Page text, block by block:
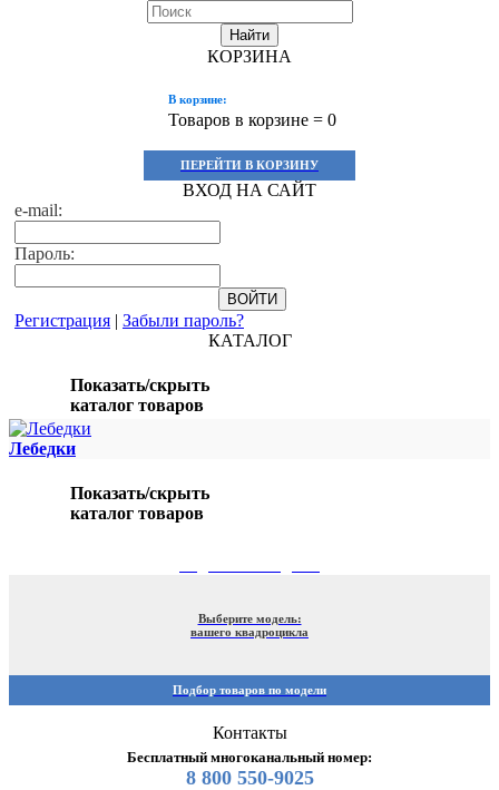
Найти
КОРЗИНА
В корзине:
Товаров в корзине = 0
ПЕРЕЙТИ В КОРЗИНУ
ВХОД НА САЙТ
e-mail:
Пароль:
Регистрация | Забыли пароль?
КАТАЛОГ
Показать/скрыть
каталог товаров
Лебедки
Показать/скрыть
каталог товаров
Выберите модель:
вашего квадроцикла
Подбор товаров по модели
Контакты
Бесплатный многоканальный номер:
8 800 550-9025